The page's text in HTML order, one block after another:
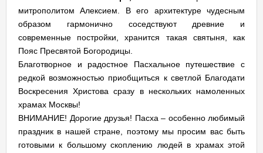
митрополитом Алексием. В его архитектуре чудесным
образом гармонично соседствуют древние и
современные постройки, хранится такая святыня, как
Пояс Пресвятой Богородицы.
Благотворное и радостное Пасхальное путешествие с
редкой возможностью приобщиться к светлой Благодати
Воскресения Христова сразу в нескольких намоленных
храмах Москвы!
ВНИМАНИЕ! Дорогие друзья! Пасха – особенно любимый
праздник в нашей стране, поэтому мы просим вас быть
готовыми к большому скоплению людей в храмах этой